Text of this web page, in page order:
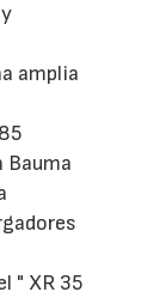
amplia
Bauma
" XR 35